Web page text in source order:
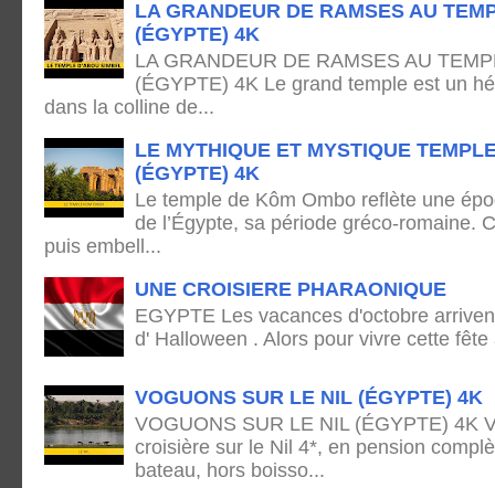
LA GRANDEUR DE RAMSES AU
(ÉGYPTE) 4K
LA GRANDEUR DE RAMSES AU
(ÉGYPTE) 4K Le grand temple est un
dans la colline de...
LE MYTHIQUE ET MYSTIQUE
(ÉGYPTE) 4K
Le temple de Kôm Ombo reflète une
de l’Égypte, sa période gréco-romaine.
puis embell...
UNE CROISIERE PHARAONIQUE
EGYPTE Les vacances d'octobre
d' Halloween . Alors pour vivre cette
VOGUONS SUR LE NIL (ÉGYPTE) 4K
VOGUONS SUR LE NIL (ÉGYPTE) 4K
croisière sur le Nil 4*, en pension
bateau, hors boisso...